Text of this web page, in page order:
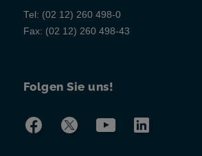
Tel: (02 12) 260 498-0
Fax: (02 12) 260 498-43
Folgen Sie uns!